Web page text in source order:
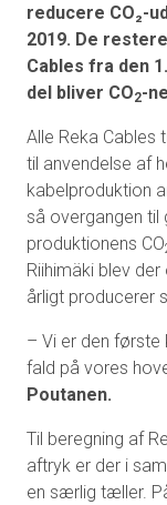
reducere CO₂-
2019. De
Cables fra den
del bliver CO2-
Alle Reka Cables
til anvendelse af
kabelproduktion
så overgangen
produktionens CO
Riihimäki blev
årligt producerer
– Vi er den første
fald på vores
Poutanen.
Til beregning af
aftryk er der i
en særlig tæller.